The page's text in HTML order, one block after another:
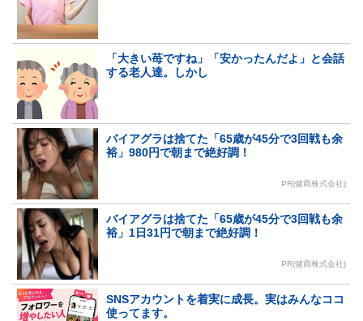
「大きい苺ですね」「安かったんだよ」と会話
する老人達。しかし
バイアグラは捨てた「65歳が45分で3回戦も余
裕」980円で朝まで絶好調！
PR(健商株式会社)
バイアグラは捨てた「65歳が45分で3回戦も余
裕」1日31円で朝まで絶好調！
PR(健商株式会社)
SNSアカウントを着実に成長。実はみんなココ
使ってます。